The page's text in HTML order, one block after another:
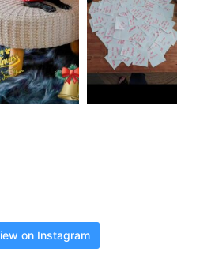
on Instagram